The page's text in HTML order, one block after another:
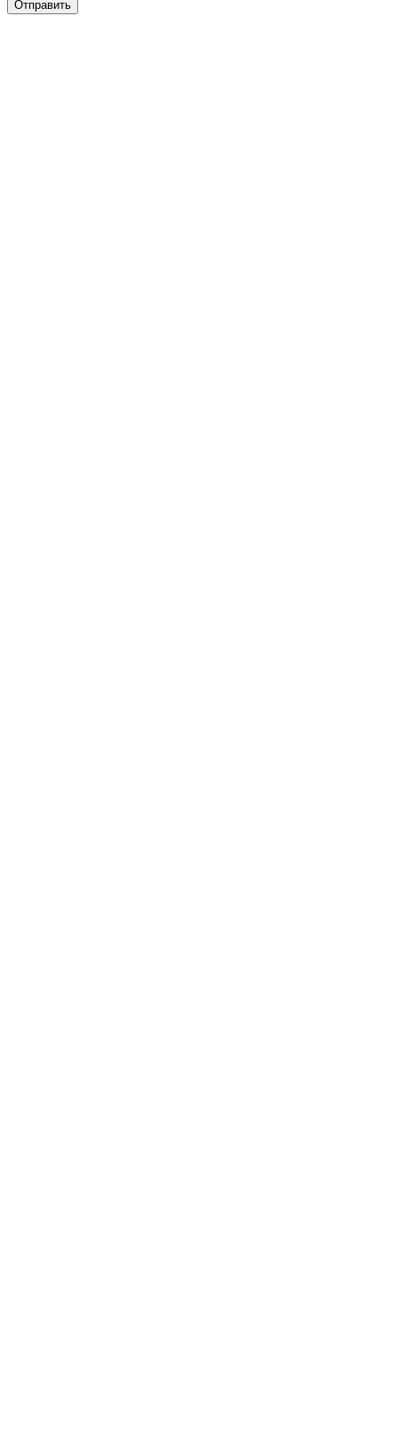
Отправить